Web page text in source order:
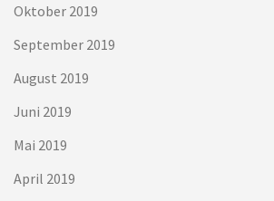
Oktober 2019
September 2019
August 2019
Juni 2019
Mai 2019
April 2019